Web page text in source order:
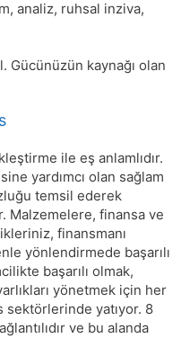
analiz, ruhsal inziva,
Gücünüzün kaynağı olan
ile eş anlamlıdır.
yardımcı olan sağlam
temsil ederek
Malzemelere, finansa ve
finansmanı
yönlendirmede başarılı
başarılı olmak,
yönetmek için her
sektörlerinde yatıyor. 8
ve bu alanda